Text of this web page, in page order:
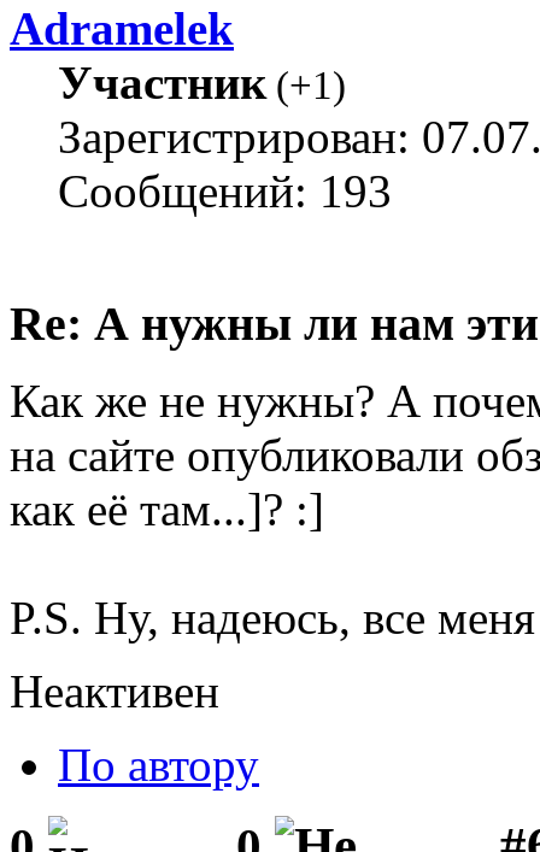
Adramelek
Участник(+1)
Зарегистрирован:
Сообщений: 193
Re: А нужны ли нам
Как же не нужны? А
на сайте опубликовали
как её там...]? :]
P.S. Ну, надеюсь, все
Неактивен
По автору